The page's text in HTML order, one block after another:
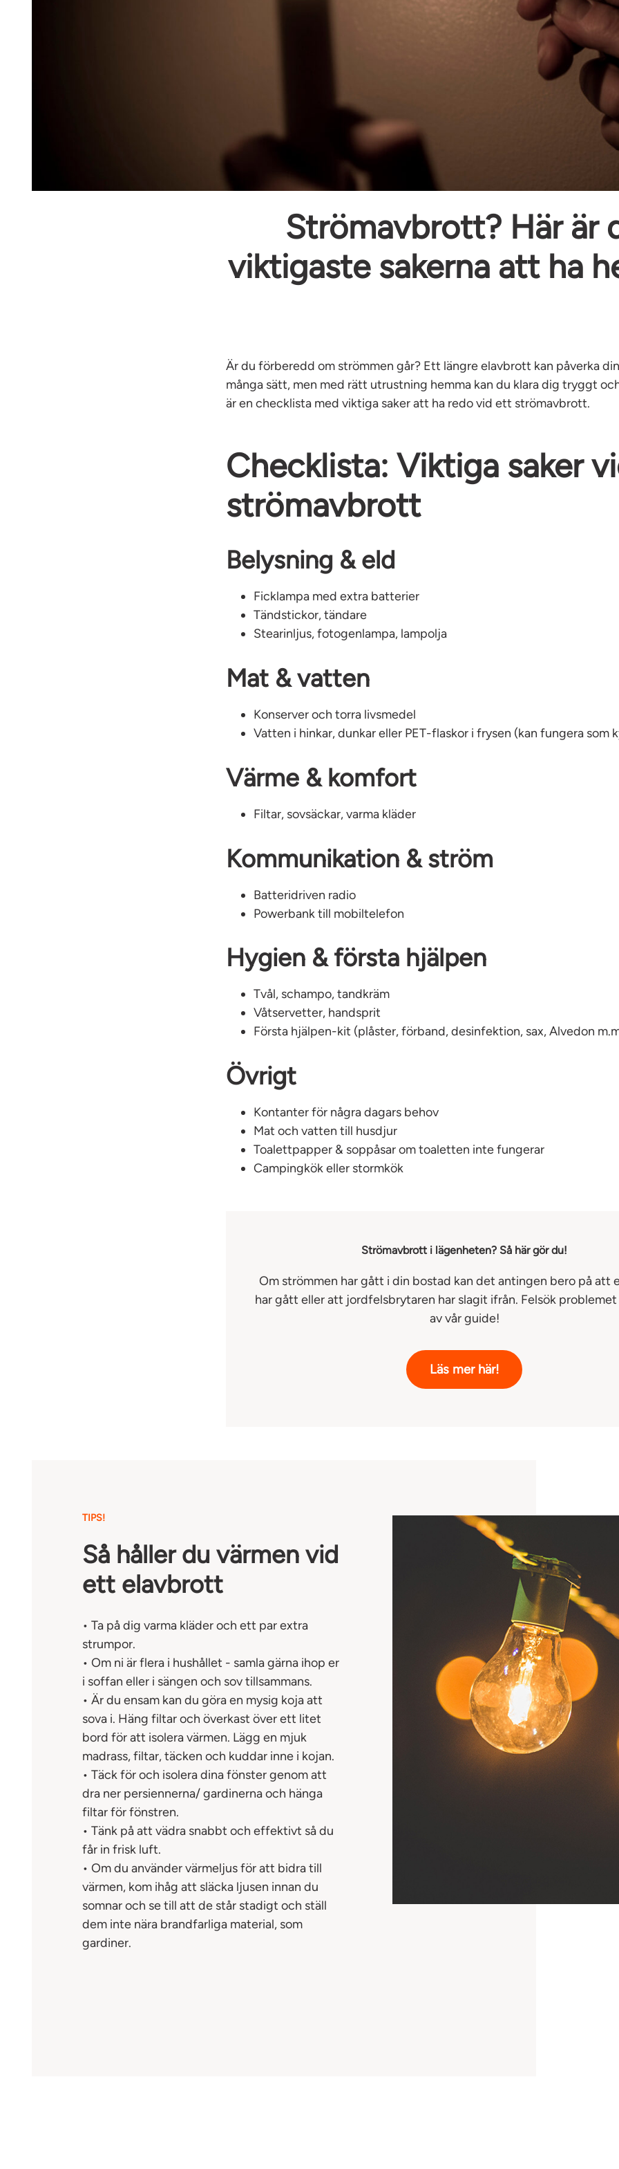
Strömavbrott? Här är
viktigaste sakerna att ha
Är du förberedd om strömmen går? Ett längre elavbrott kan påverka
många sätt, men med rätt utrustning hemma kan du klara dig tryggt
är en checklista med viktiga saker att ha redo vid ett strömavbrott.
Checklista: Viktiga saker
strömavbrott
Belysning & eld
Ficklampa med extra batterier
Tändstickor, tändare
Stearinljus, fotogenlampa, lampolja
Mat & vatten
Konserver och torra livsmedel
Vatten i hinkar, dunkar eller PET-flaskor i frysen (kan fungera som
Värme & komfort
Filtar, sovsäckar, varma kläder
Kommunikation & ström
Batteridriven radio
Powerbank till mobiltelefon
Hygien & första hjälpen
Tvål, schampo, tandkräm
Våtservetter, handsprit
Första hjälpen-kit (plåster, förband, desinfektion, sax, Alvedon
Övrigt
Kontanter för några dagars behov
Mat och vatten till husdjur
Toalettpapper & soppåsar om toaletten inte fungerar
Campingkök eller stormkök
Strömavbrott i lägenheten? Så här gör du!
Om strömmen har gått i din bostad kan det antingen bero på att
har gått eller att jordfelsbrytaren har slagit ifrån. Felsök
av vår guide!
Läs mer här!
TIPS!
Så håller du värmen vid
ett elavbrott
• Ta på dig varma kläder och ett par extra
strumpor.
• Om ni är flera i hushållet - samla gärna ihop er
i soffan eller i sängen och sov tillsammans.
• Är du ensam kan du göra en mysig koja att
sova i. Häng filtar och överkast över ett litet
bord för att isolera värmen. Lägg en mjuk
madrass, filtar, täcken och kuddar inne i kojan.
• Täck för och isolera dina fönster genom att
dra ner persiennerna/ gardinerna och hänga
filtar för fönstren.
• Tänk på att vädra snabbt och effektivt så du
får in frisk luft.
• Om du använder värmeljus för att bidra till
värmen, kom ihåg att släcka ljusen innan du
somnar och se till att de står stadigt och ställ
dem inte nära brandfarliga material, som
gardiner.